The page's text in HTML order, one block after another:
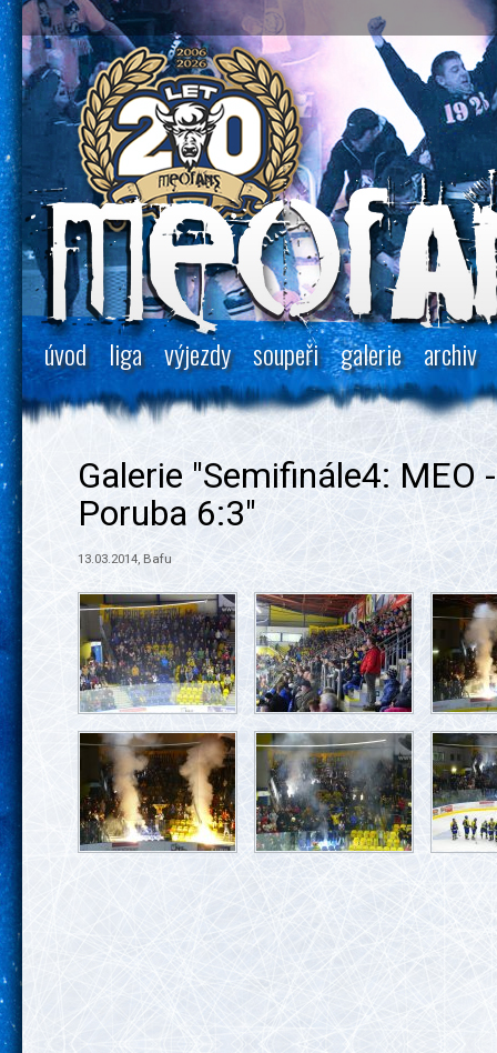
úvod liga výjezdy soupeři galerie archiv
Galerie "Semifinále4: MEO -
Poruba 6:3"
13.03.2014, Bafu